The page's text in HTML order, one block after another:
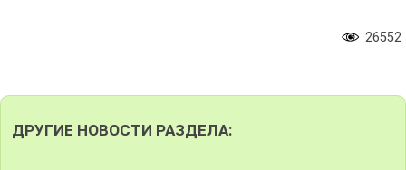
26552
ДРУГИЕ НОВОСТИ РАЗДЕЛА: